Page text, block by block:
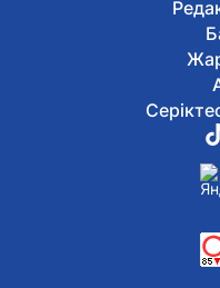
астам
7 тамыз,
7 тамыз,